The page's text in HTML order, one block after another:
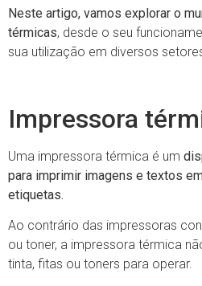
Neste artigo, vamos explorar o
térmicas, desde o seu
sua utilização em diversos
Impressora
Uma impressora térmica é um
para imprimir imagens e textos
etiquetas.
Ao contrário das impressoras
ou toner, a impressora térmica
tinta, fitas ou toners para operar.